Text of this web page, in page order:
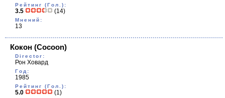
Рейтинг (Гол.):
3.5 (14)
Мнений:
13
Кокон (Cocoon)
Director:
Рон Ховард
Год:
1985
Рейтинг (Гол.):
5.0 (1)